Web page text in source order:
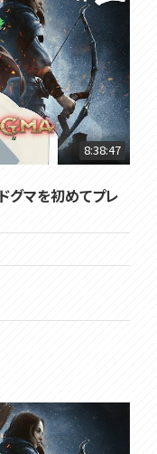
8:38:47
グマを初めてプレ